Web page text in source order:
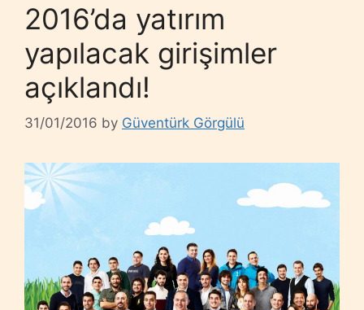
2016’da yatırım
yapılacak girişimler
açıklandı!
31/01/2016 by Güventürk Görgülü